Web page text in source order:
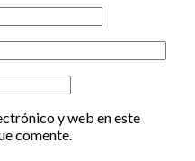
y web en este
comente.